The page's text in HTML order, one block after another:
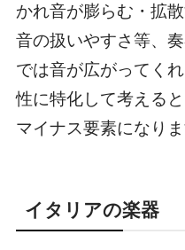
かれ音が膨らむ・拡
音の扱いやすさ等、
では音が広がってく
性に特化して考える
マイナス要素になりま
イタリアの楽器